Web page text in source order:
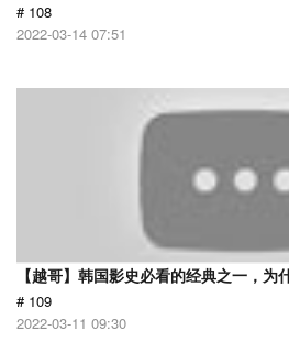
# 108
2022-03-14 07:51
【越哥】韩国影史必看的经典之一，为
# 109
2022-03-11 09:30